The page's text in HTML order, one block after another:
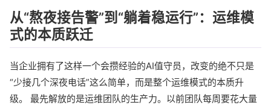
从“熬夜接告警”到“躺着稳运行”：运维模
式的本质跃迁
当企业拥有了这样一个会攒经验的AI值守员，改变的绝不只是
“少接几个深夜电话”这么简单，而是整个运维模式的本质升
级。 最先解放的是运维团队的生产力。以前团队每周要花大量